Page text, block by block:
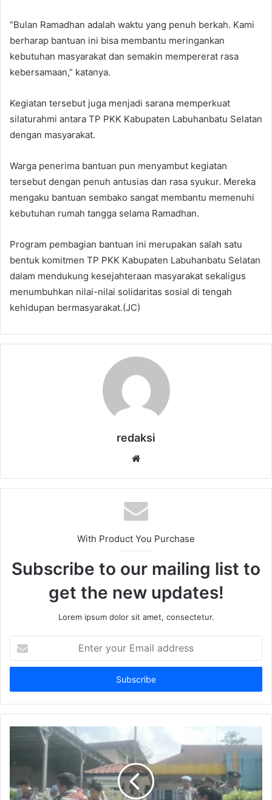
“Bulan Ramadhan adalah waktu yang penuh berkah. Kami
berharap bantuan ini bisa membantu meringankan
kebutuhan masyarakat dan semakin mempererat rasa
kebersamaan,” katanya.
Kegiatan tersebut juga menjadi sarana memperkuat
silaturahmi antara TP PKK Kabupaten Labuhanbatu Selatan
dengan masyarakat.
Warga penerima bantuan pun menyambut kegiatan
tersebut dengan penuh antusias dan rasa syukur. Mereka
mengaku bantuan sembako sangat membantu memenuhi
kebutuhan rumah tangga selama Ramadhan.
Program pembagian bantuan ini merupakan salah satu
bentuk komitmen TP PKK Kabupaten Labuhanbatu Selatan
dalam mendukung kesejahteraan masyarakat sekaligus
menumbuhkan nilai-nilai solidaritas sosial di tengah
kehidupan bermasyarakat.(JC)
redaksi
With Product You Purchase
Subscribe to our mailing list to
get the new updates!
Lorem ipsum dolor sit amet, consectetur.
your
Email